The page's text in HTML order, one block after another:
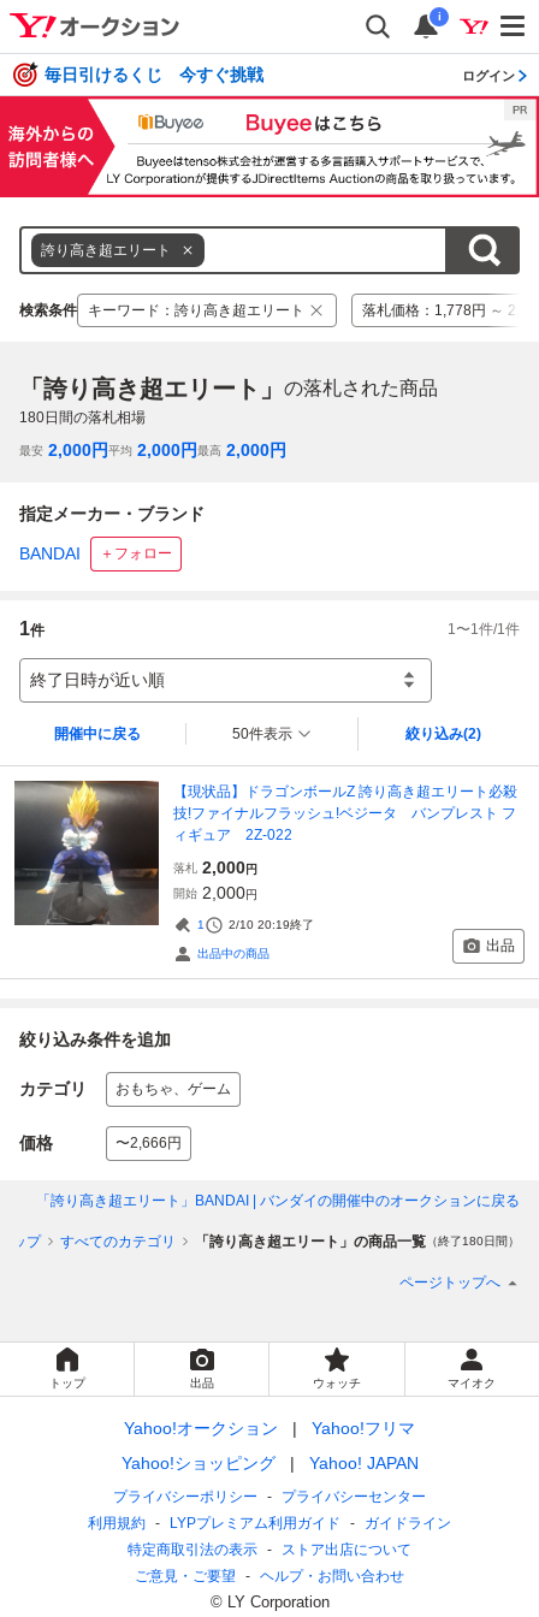
i
毎日引けるくじ 今すぐ挑戦 ログイン
誇り高き超エリート
検索条件 キーワード ： 誇り高き超エリート 落札価格 ： 1,778円 ～
「誇り高き超エリート」 の落札された商品
180日間の落札相場
最安 2,000円平均 2,000円最高 2,000円
指定メーカー・ブランド
BANDAI ＋フォロー
1件 1 〜1 件/1 件
終了日時が近い順
開催中に戻る 50件表示 絞り込み(2)
【現状品】ドラゴンボールZ 誇り高き超エリート必殺
技!ファイナルフラッシュ!ベジータ バンプレスト フ
ィギュア 2Z-022
落札 2,000円
開始 2,000円
1 2/10 20:19終了
出品中の商品 出品
絞り込み条件を追加
カテゴリ おもちゃ、ゲーム
価格 〜2,666円
「誇り高き超エリート」BANDAI | バンダイの開催中のオークションに戻る
ップ すべてのカテゴリ 「誇り高き超エリート」の商品一覧 （終了180日間）
ページトップへ
トップ 出品 ウォッチ マイオク
Yahoo!オークション
Yahoo!フリマ
Yahoo!ショッピング
Yahoo! JAPAN
プライバシーポリシー
プライバシーセンター
利用規約
LYPプレミアム利用ガイド
ガイドライン
特定商取引法の表示
ストア出店について
ご意見・ご要望
ヘルプ・お問い合わせ
© LY Corporation